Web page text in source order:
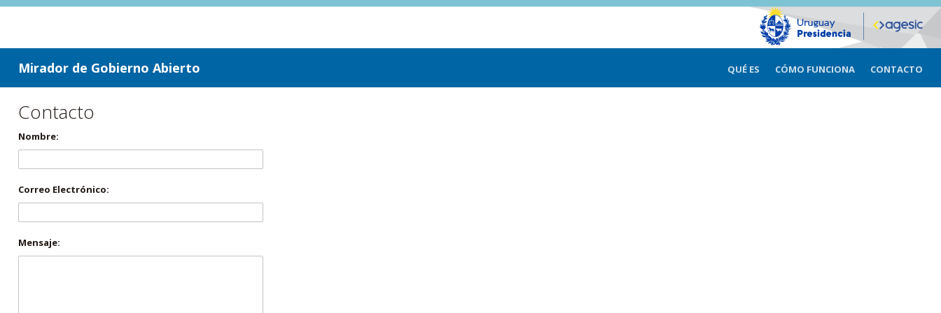
ir a contenido
ir al menú
Mirador de Gobierno Abierto QUÉ ES CÓMO FUNCIONA CONTACTO
Contacto
Nombre:
Correo Electrónico:
Mensaje: